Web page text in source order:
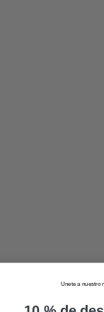
Unete a nuestro